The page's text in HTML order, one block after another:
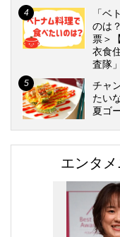
「ベ
のは
票＞
衣食
査隊
チャ
たい
夏ゴ
エンタ